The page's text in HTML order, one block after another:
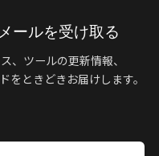
ールを受け取る
、ツールの更新情報、
ときどきお届けします。